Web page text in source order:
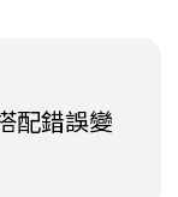
配錯誤變